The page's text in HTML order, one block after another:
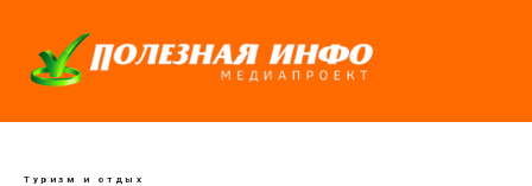
Туризм и отдых